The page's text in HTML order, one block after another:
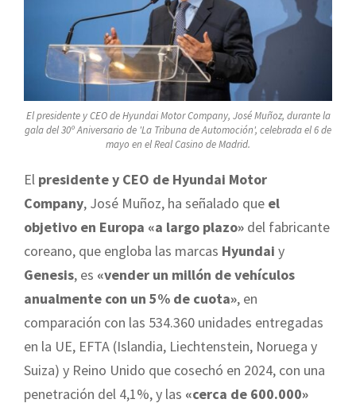
El presidente y CEO de Hyundai Motor Company, José Muñoz, durante la
gala del 30º Aniversario de 'La Tribuna de Automoción', celebrada el 6 de
mayo en el Real Casino de Madrid.
El presidente y CEO de Hyundai Motor
Company, José Muñoz, ha señalado que el
objetivo en Europa «a largo plazo» del fabricante
coreano, que engloba las marcas Hyundai y
Genesis, es «vender un millón de vehículos
anualmente con un 5% de cuota», en
comparación con las 534.360 unidades entregadas
en la UE, EFTA (Islandia, Liechtenstein, Noruega y
Suiza) y Reino Unido que cosechó en 2024, con una
penetración del 4,1%, y las «cerca de 600.000»